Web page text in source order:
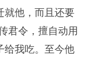
就他，而且还要
君令，擅自动用
给我吃。至今他